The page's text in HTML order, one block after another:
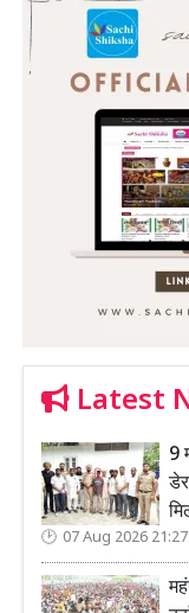
Latest
9
07 Aug 2026